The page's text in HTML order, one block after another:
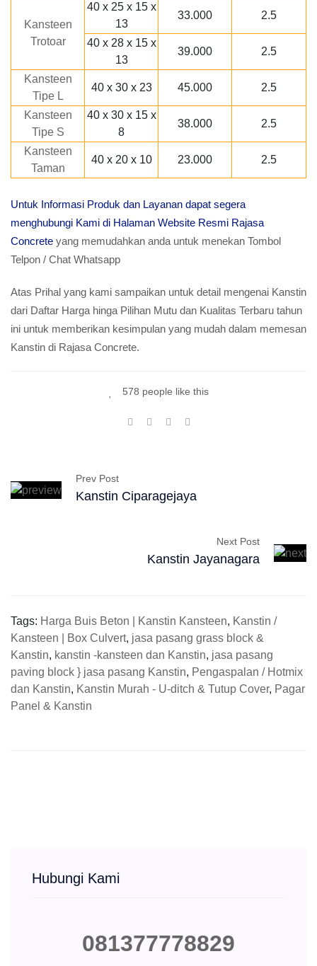
Kansteen
Trotoar
40 x 25 x 15 x
13
33.000 2.5
40 x 28 x 15 x
13
39.000 2.5
Kansteen
Tipe L
40 x 30 x 23 45.000 2.5
Kansteen
Tipe S
40 x 30 x 15 x
8
38.000 2.5
Kansteen
Taman
40 x 20 x 10 23.000 2.5
Untuk Informasi Produk dan Layanan dapat segera
menghubungi Kami di Halaman Website Resmi Rajasa
Concrete yang memudahkan anda untuk menekan Tombol
Telpon / Chat Whatsapp
Atas Prihal yang kami sampaikan untuk detail mengenai Kanstin
dari Daftar Harga hinga Pilihan Mutu dan Kualitas Terbaru tahun
ini untuk memberikan kesimpulan yang mudah dalam memesan
Kanstin di Rajasa Concrete.
578 people like this
Prev Post
Kanstin Ciparagejaya
Next Post
Kanstin Jayanagara
Tags: Harga Buis Beton | Kanstin Kansteen, Kanstin /
Kansteen | Box Culvert, jasa pasang grass block &
Kanstin, kanstin -kansteen dan Kanstin, jasa pasang
paving block } jasa pasang Kanstin, Pengaspalan / Hotmix
dan Kanstin, Kanstin Murah - U-ditch & Tutup Cover, Pagar
Panel & Kanstin
Hubungi Kami
081377778829